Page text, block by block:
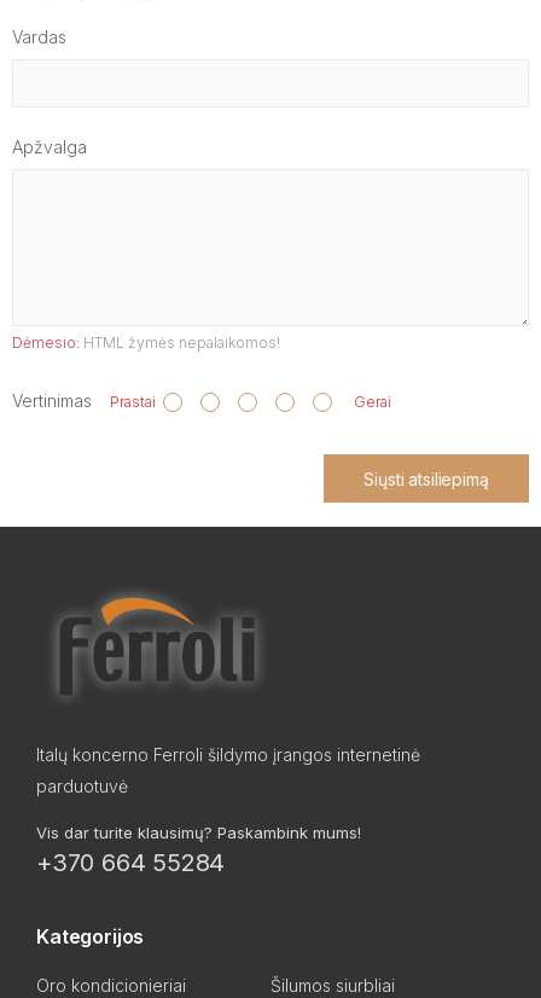
Vardas
Apžvalga
Dėmesio: HTML žymės nepalaikomos!
Vertinimas Prastai Gerai
Siųsti atsiliepimą
Italų koncerno Ferroli šildymo įrangos internetinė
parduotuvė
Vis dar turite klausimų? Paskambink mums!
+370 664 55284
Kategorijos
Oro kondicionieriai
Šilumos siurbliai